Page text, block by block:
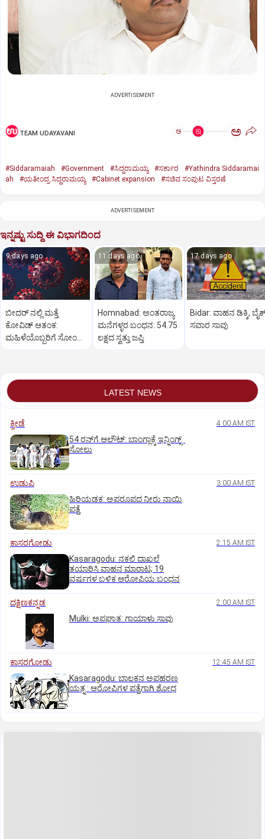
ADVERTISEMENT
TEAM UDAYAVANI ಅ ಅ
#Siddaramaiah #Government #ಸಿದ್ದರಾಮಯ್ಯ #ಸರ್ಕಾರ
#Yathindra Siddaramai
ah
#ಯತೀಂದ್ರ ಸಿದ್ದರಾಮಯ್ಯ #Cabinet expansion #ಸಚಿವ ಸಂಪುಟ ವಿಸ್ತರಣೆ
ADVERTISEMENT
ಇನ್ನಷ್ಟು ಸುದ್ದಿ ಈ ವಿಭಾಗದಿಂದ
9 days ago
ಬೀದರ್ ನಲ್ಲಿ ಮತ್ತೆ
ಕೋವಿಡ್‌ ಆತಂಕ:
ಮಹಿಳೆಯೊಬ್ಬರಿಗೆ ಸೋಂಕು
11 days ago
Homnabad: ಅಂತರಾಜ್ಯ
ಮನೆಗಳ್ಳರ ಬಂಧನ: 54.75
ಲಕ್ಷದ ಸ್ವತ್ತು ಜಪ್ತಿ
17 days ago
Bidar: ವಾಹನ ಡಿಕ್ಕಿ,
ಸವಾರ ಸಾವು
LATEST NEWS
ಕ್ರೀಡೆ 4:00 AM IST
54 ರನ್‌ಗೆ ಆಲೌಟ್‌: ಬಾಂಗ್ಲಾಕ್ಕೆ ಇನ್ನಿಂಗ್ಸ್‌
ಸೋಲು
ಉಡುಪಿ 3:00 AM IST
ಹಿರಿಯಡಕ: ಅಪರೂಪದ ನೀರು ನಾಯಿ
ಪತ್ತೆ
ಕಾಸರಗೋಡು 2:15 AM IST
Kasaragodu: ನಕಲಿ ದಾಖಲೆ
ತಯಾರಿಸಿ ವಾಹನ ಮಾರಾಟ; 19
ವರ್ಷಗಳ ಬಳಿಕ ಆರೋಪಿಯ ಬಂಧನ
ದಕ್ಷಿಣಕನ್ನಡ 2:00 AM IST
Mulki: ಅಪಘಾತ: ಗಾಯಾಳು ಸಾವು
ಕಾಸರಗೋಡು 12:45 AM IST
Kasaragodu: ಬಾಲಕನ ಅಪಹರಣ
ಯತ್ನ : ಆರೋಪಿಗಳ ಪತ್ತೆಗಾಗಿ ಶೋಧ